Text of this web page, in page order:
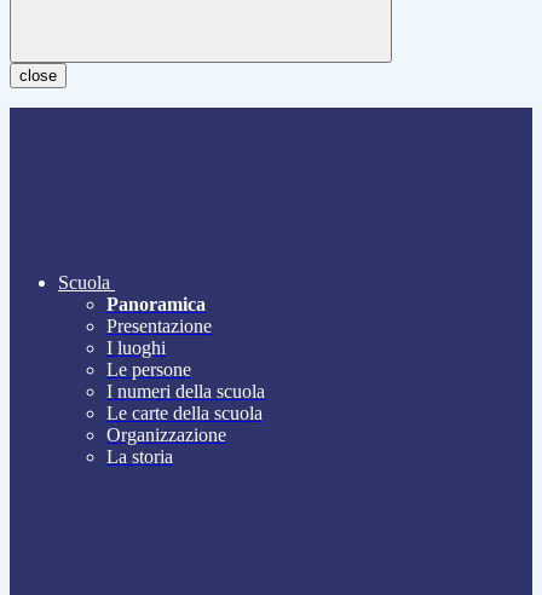
close
Scuola
Panoramica
Presentazione
I luoghi
Le persone
I numeri della scuola
Le carte della scuola
Organizzazione
La storia